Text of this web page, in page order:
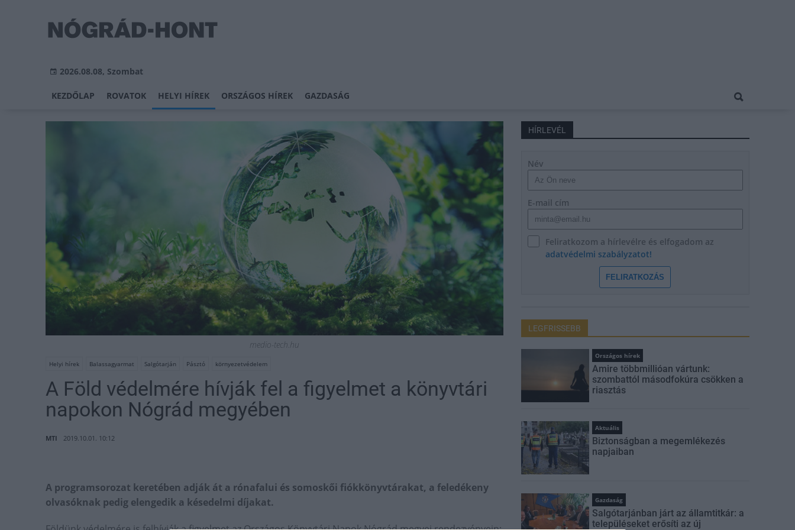
2026.08.08, Szombat
KEZDŐLAP ROVATOK HELYI HÍREK ORSZÁGOS HÍREK GAZDASÁG
medio-tech.hu
Helyi hírek Balassagyarmat Salgótarján Pásztó környezetvédelem
A Föld védelmére hívják fel a figyelmet a könyvtári
napokon Nógrád megyében
MTI 2019.10.01. 10:12
A programsorozat keretében adják át a rónafalui és somoskői fiókkönyvtárakat, a feledékeny
olvasóknak pedig elengedik a késedelmi díjakat.
HÍRLEVÉL
Név
E-mail cím
Feliratkozom a hírlevélre és elfogadom az
adatvédelmi szabályzatot!
FELIRATKOZÁS
LEGFRISSEBB
Országos hírek
Amire többmillióan vártunk:
szombattól másodfokúra csökken a
riasztás
Aktuális
Biztonságban a megemlékezés
napjaiban
Gazdaság
Salgótarjánban járt az államtitkár: a
településeket erősíti az új